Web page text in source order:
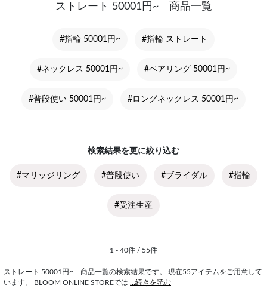
ストレート 50001円~ 商品一覧
#指輪 50001円~ #指輪 ストレート
#ネックレス 50001円~ #ペアリング 50001円~
#普段使い 50001円~ #ロングネックレス 50001円~
検索結果を更に絞り込む
#マリッジリング #普段使い #ブライダル #指輪
#受注生産
1 - 40件 / 55件
ストレート 50001円~ 商品一覧の検索結果です。 現在55アイテムをご用意して
います。 BLOOM ONLINE STOREでは ...続きを読む